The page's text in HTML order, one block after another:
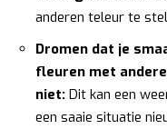
anderen teleur te
Dromen dat je
fleuren met
niet: Dit kan een
een saaie situatie